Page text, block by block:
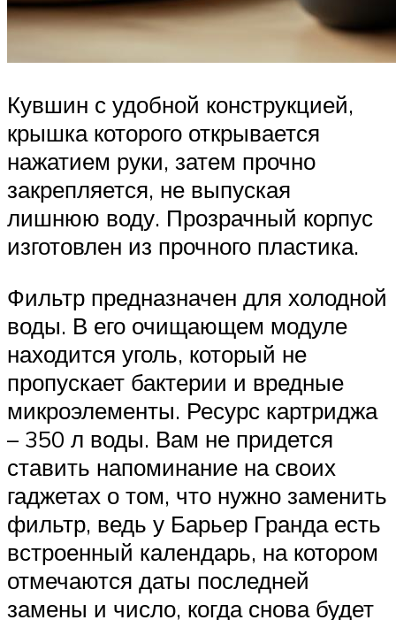
Кувшин с удобной конструкцией,
крышка которого открывается
нажатием руки, затем прочно
закрепляется, не выпуская
лишнюю воду. Прозрачный корпус
изготовлен из прочного пластика.
Фильтр предназначен для холодной
воды. В его очищающем модуле
находится уголь, который не
пропускает бактерии и вредные
микроэлементы. Ресурс картриджа
– 350 л воды. Вам не придется
ставить напоминание на своих
гаджетах о том, что нужно заменить
фильтр, ведь у Барьер Гранда есть
встроенный календарь, на котором
отмечаются даты последней
замены и число, когда снова будет